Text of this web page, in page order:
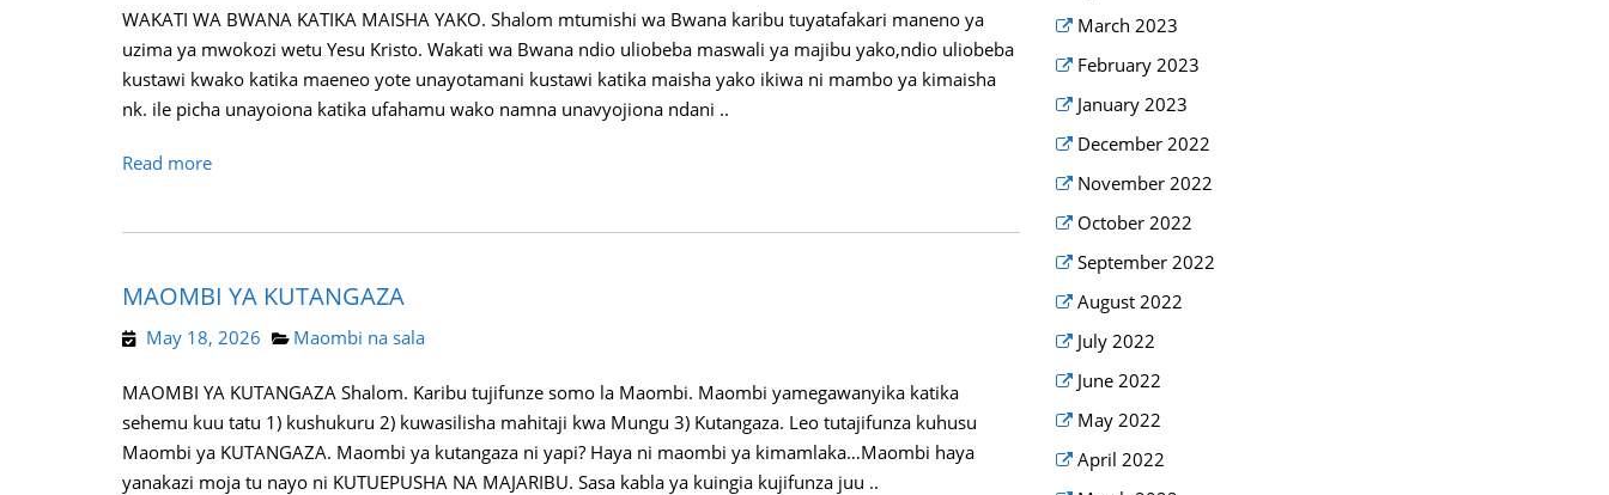
WAKATI WA BWANA KATIKA MAISHA YAKO. Shalom mtumishi wa Bwana karibu tuyatafakari maneno ya
uzima ya mwokozi wetu Yesu Kristo. Wakati wa Bwana ndio uliobeba maswali ya majibu yako,ndio uliobeba
kustawi kwako katika maeneo yote unayotamani kustawi katika maisha yako ikiwa ni mambo ya kimaisha
nk. ile picha unayoiona katika ufahamu wako namna unavyojiona ndani ..
Read more
MAOMBI YA KUTANGAZA
May 18, 2026 Maombi na sala
MAOMBI YA KUTANGAZA Shalom. Karibu tujifunze somo la Maombi. Maombi yamegawanyika katika
sehemu kuu tatu 1) kushukuru 2) kuwasilisha mahitaji kwa Mungu 3) Kutangaza. Leo tutajifunza kuhusu
Maombi ya KUTANGAZA. Maombi ya kutangaza ni yapi? Haya ni maombi ya kimamlaka…Maombi haya
yanakazi moja tu nayo ni KUTUEPUSHA NA MAJARIBU. Sasa kabla ya kuingia kujifunza juu ..
March 2023
February 2023
January 2023
December 2022
November 2022
October 2022
September 2022
August 2022
July 2022
June 2022
May 2022
April 2022